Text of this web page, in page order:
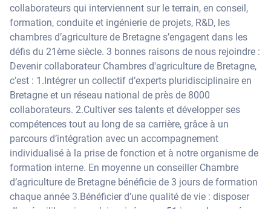
collaborateurs qui interviennent sur le terrain, en conseil,
formation, conduite et ingénierie de projets, R&D, les
chambres d’agriculture de Bretagne s’engagent dans les
défis du 21ème siècle. 3 bonnes raisons de nous rejoindre :
Devenir collaborateur Chambres d'agriculture de Bretagne,
c’est : 1.Intégrer un collectif d’experts pluridisciplinaire en
Bretagne et un réseau national de près de 8000
collaborateurs. 2.Cultiver ses talents et développer ses
compétences tout au long de sa carrière, grâce à un
parcours d’intégration avec un accompagnement
individualisé à la prise de fonction et à notre organisme de
formation interne. En moyenne un conseiller Chambre
d’agriculture de Bretagne bénéficie de 3 jours de formation
chaque année 3.Bénéficier d’une qualité de vie : disposer